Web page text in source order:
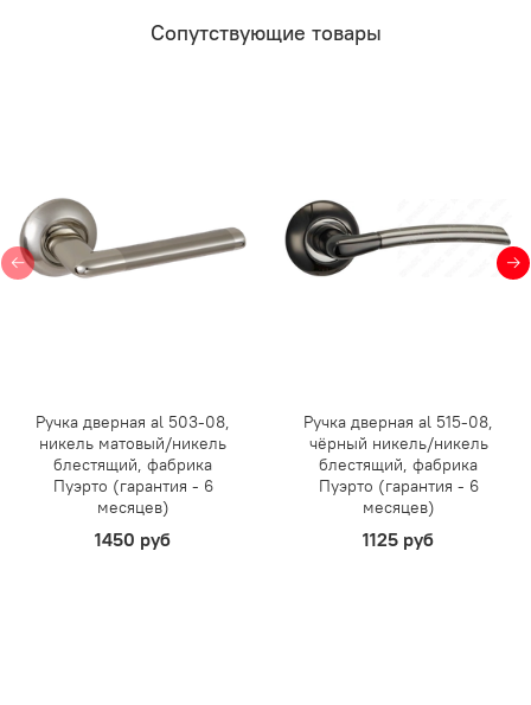
Сопутствующие товары
Ручка дверная al 503-08,
никель матовый/никель
блестящий, фабрика
Пуэрто (гарантия - 6
месяцев)
1450 руб
Ручка дверная al 515-08,
чёрный никель/никель
блестящий, фабрика
Пуэрто (гарантия - 6
месяцев)
1125 руб